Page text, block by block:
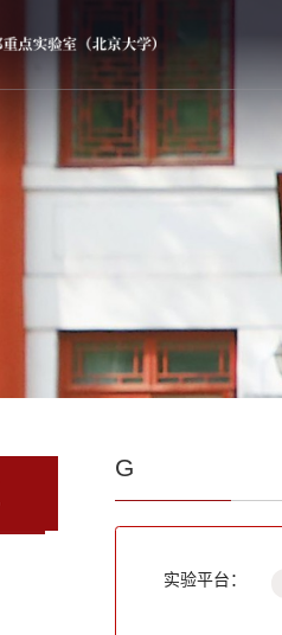
G
实验平台：